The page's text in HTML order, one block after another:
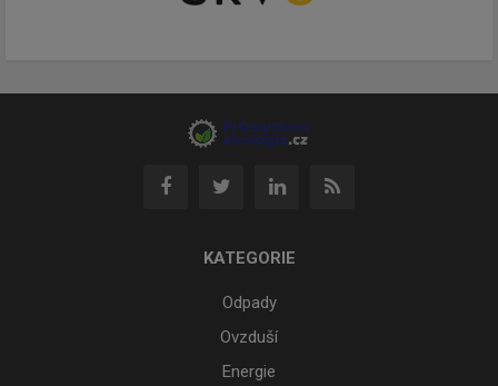
KATEGORIE
Odpady
Ovzduší
Energie